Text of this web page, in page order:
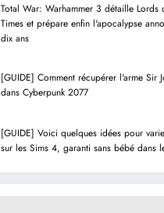
Total War: Warhammer 3 détaille Lords
Times et prépare enfin l'apocalypse
dix ans
[GUIDE] Comment récupérer l'arme Sir
dans Cyberpunk 2077
[GUIDE] Voici quelques idées pour
sur les Sims 4, garanti sans bébé dans